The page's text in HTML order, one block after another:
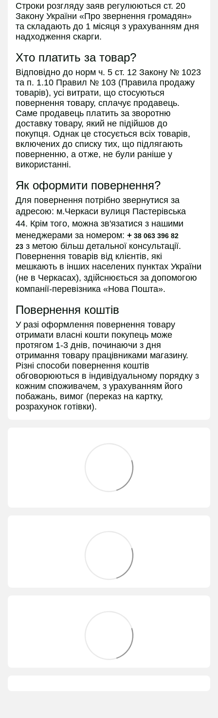
Строки розгляду заяв регулюються ст. 20
Закону України «Про звернення громадян»
та складають до 1 місяця з урахуванням дня
надходження скарги.
Хто платить за товар?
Відповідно до норм ч. 5 ст. 12 Закону № 1023
та п. 1.10 Правил № 103 (Правила продажу
товарів), усі витрати, що стосуються
повернення товару, сплачує продавець.
Саме продавець платить за зворотню
доставку товару, який не підійшов до
покупця. Однак це стосується всіх товарів,
включених до списку тих, що підлягають
поверненню, а отже, не були раніше у
використанні.
Як оформити повернення?
Для повернення потрібно звернутися за
адресою: м.Черкаси вулиця Пастерівська
44. Крім того, можна зв'язатися з нашими
менеджерами за номером: + 38 063 396 82
23 з метою більш детальної консультації.
Повернення товарів від клієнтів, які
мешкають в інших населених пунктах України
(не в Черкасах), здійснюється за допомогою
компанії-перевізника «Нова Пошта».
Повернення коштів
У разі оформлення повернення товару
отримати власні кошти покупець може
протягом 1-3 днів, починаючи з дня
отримання товару працівниками магазину.
Різні способи повернення коштів
обговорюються в індивідуальному порядку з
кожним споживачем, з урахуванням його
побажань, вимог (переказ на картку,
розрахунок готівки).